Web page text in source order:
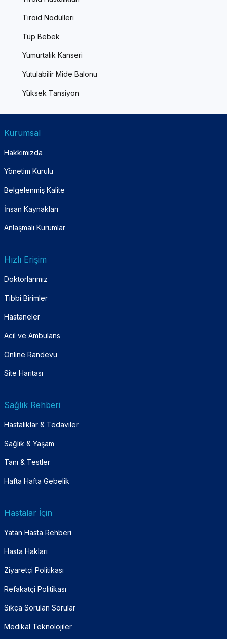
Tiroid Nodülleri
Tüp Bebek
Yumurtalık Kanseri
Yutulabilir Mide Balonu
Yüksek Tansiyon
Kurumsal
Hakkımızda
Yönetim Kurulu
Belgelenmiş Kalite
İnsan Kaynakları
Anlaşmalı Kurumlar
Hızlı Erişim
Doktorlarımız
Tıbbi Birimler
Hastaneler
Acil ve Ambulans
Online Randevu
Site Haritası
Sağlık Rehberi
Hastalıklar & Tedaviler
Sağlık & Yaşam
Tanı & Testler
Hafta Hafta Gebelik
Hastalar İçin
Yatan Hasta Rehberi
Hasta Hakları
Ziyaretçi Politikası
Refakatçi Politikası
Sıkça Sorulan Sorular
Medikal Teknolojiler